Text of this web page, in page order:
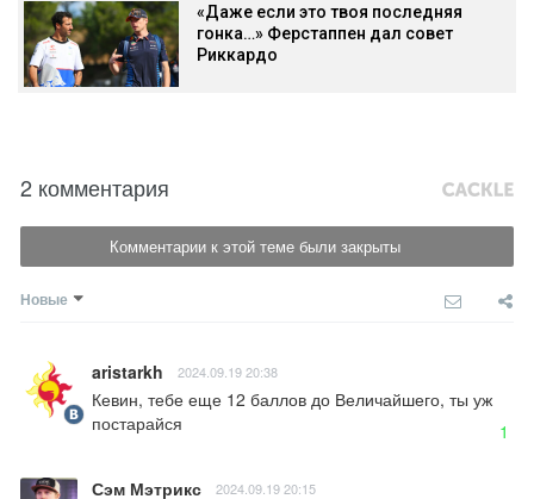
«Даже если это твоя последняя
гонка…» Ферстаппен дал совет
Риккардо
2 комментария
Комментарии к этой теме были закрыты
Новые
aristarkh 2024.09.19 20:38
Кевин, тебе еще 12 баллов до Величайшего, ты уж
постарайся
1
Сэм Мэтрикс 2024.09.19 20:15